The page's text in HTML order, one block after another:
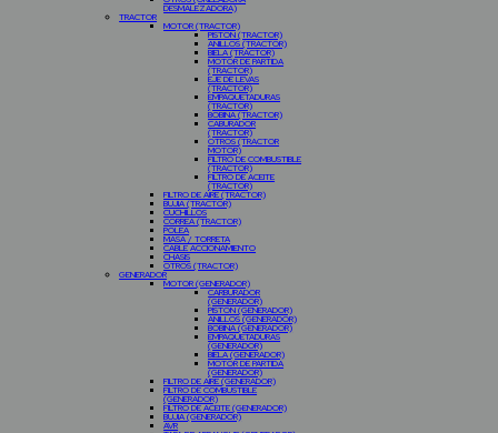
DESMALEZADORA)
TRACTOR
MOTOR (TRACTOR)
PISTON (TRACTOR)
ANILLOS (TRACTOR)
BIELA (TRACTOR)
MOTOR DE PARTIDA
(TRACTOR)
EJE DE LEVAS
(TRACTOR)
EMPAQUETADURAS
(TRACTOR)
BOBINA (TRACTOR)
CABURADOR
(TRACTOR)
OTROS (TRACTOR
MOTOR)
FILTRO DE COMBUSTIBLE
(TRACTOR)
FILTRO DE ACEITE
(TRACTOR)
FILTRO DE AIRE (TRACTOR)
BUJIA (TRACTOR)
CUCHILLOS
CORREA (TRACTOR)
POLEA
MASA / TORRETA
CABLE ACCIONAMIENTO
CHASIS
OTROS (TRACTOR)
GENERADOR
MOTOR (GENERADOR)
CARBURADOR
(GENERADOR)
PISTON (GENERADOR)
ANILLOS (GENERADOR)
BOBINA (GENERADOR)
EMPAQUETADURAS
(GENERADOR)
BIELA (GENERADOR)
MOTOR DE PARTIDA
(GENERADOR)
FILTRO DE AIRE (GENERADOR)
FILTRO DE COMBUSTIBLE
(GENERADOR)
FILTRO DE ACEITE (GENERADOR)
BUJIA (GENERADOR)
AVR